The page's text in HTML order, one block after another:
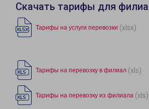
Скачать тарифы для
Тарифы на услуги перевозки (xlsx)
Тарифы на перевозку в филиал (xls)
Тарифы на перевозку из филиала (xls)